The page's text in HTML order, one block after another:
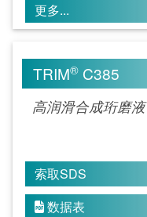
更多...
TRIM® C385
高润滑合成珩磨液
索取SDS
 数据表